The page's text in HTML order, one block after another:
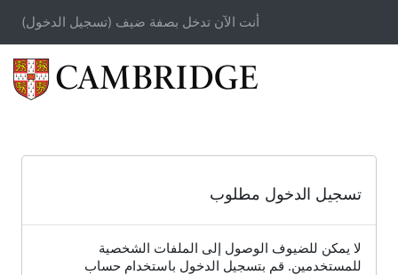
أنت الآن تدخل بصفة ضيف (تسجيل الدخول)
تسجيل الدخول مطلوب
لا يمكن للضيوف الوصول إلى الملفات الشخصية
للمستخدمين. قم بتسجيل الدخول باستخدام حساب